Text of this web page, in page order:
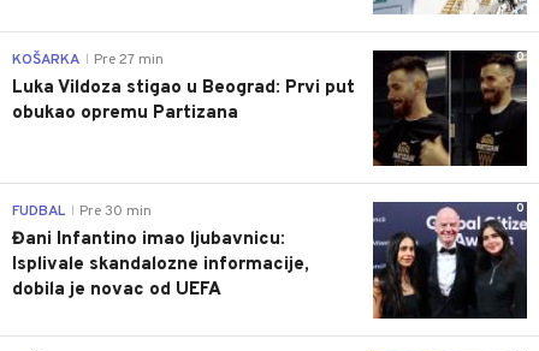
0
KOŠARKA Pre 27 min
Luka Vildoza stigao u Beograd: Prvi put
obukao opremu Partizana
0
FUDBAL Pre 30 min
Đani Infantino imao ljubavnicu:
Isplivale skandalozne informacije,
dobila je novac od UEFA